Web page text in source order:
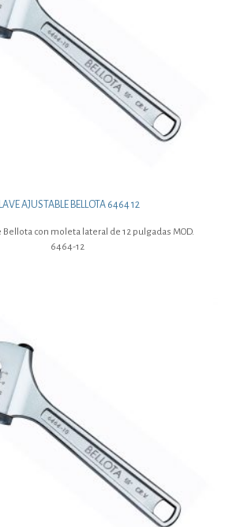
AJUSTABLE BELLOTA 6464 12
Bellota con moleta lateral de 12 pulgadas MOD.
6464-12